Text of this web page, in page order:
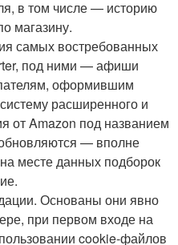
в том числе — историю
магазину.
самых востребованных
под ними — афиши
оформившим
расширенного и
от Amazon под названием
— вполне
месте данных подборок
Основаны они явно
при первом входе на
cookie-файлов